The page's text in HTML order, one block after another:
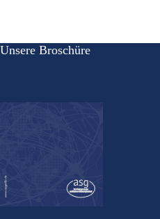
Unsere Broschüre